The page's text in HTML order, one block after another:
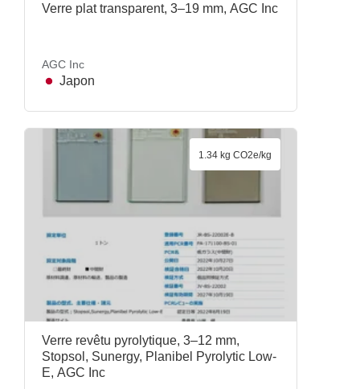
Verre plat transparent, 3–19 mm, AGC Inc
AGC Inc
Japon
Verre revêtu pyrolytique, 3–12 mm,
Stopsol, Sunergy, Planibel Pyrolytic Low-
E, AGC Inc
1.34 kg CO2e/kg